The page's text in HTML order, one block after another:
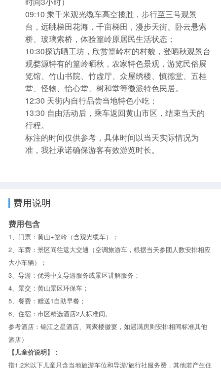
09:10 乘千米观光缆车高空揽胜，步行至三号观景
台，远眺梯田花海，千亩梯田，漫步天街、卧云悬索
桥、玻璃索桥，体验篁岭原居民生活状态；
10:30探访晒工坊，欣赏篁岭村的村貌，登晒秋观景台
观婺源特有的篁岭晒秋，农家特色景观，游览民俗展
览馆、竹山书院、竹虚厅、众屋绣楼、慎德堂、五桂
堂、怪物、怡心堂、树和堂等徽派特色民居。
12:30 天街内自行品尝当地特色小吃；
13:30 自由活动后，乘车返回黄山市区，结束当天的
行程。
标注的时间仅供参考，具体时间以当天实际情况为
准，我社承诺确保游客有效游览时长。
费用说明
费用包含
1、门票：黄山+篁岭（含观光缆车）；
2、车费：景区间往返大交通（空调旅游车，根据当天参团人数安排相应
大小车辆）；
3、导游：优秀中文导游服务或景区讲解服务；
4、景交：黄山景区环保车；
5、餐费：赠送1自助早餐；
6、住宿：市区精选酒店2人标准间。
参考酒店：锦江之星酒店、同聚楼徽宴，如遇满房则安排相同标准其他
酒店）
【儿童价说明】：
指1.2米以下儿童只含当地旅游车位和导游/旅行社服务费，其他若产生住